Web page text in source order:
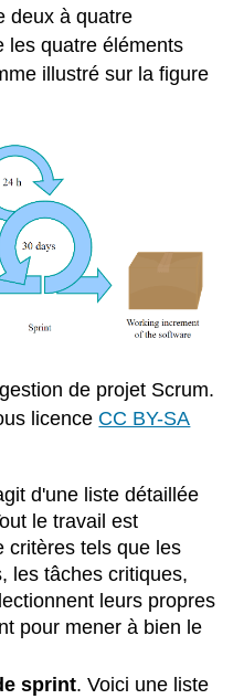
deux à quatre
les quatre éléments
illustré sur la figure
de projet Scrum.
licence CC BY-SA
d'une liste détaillée
le travail est
critères tels que les
les tâches critiques,
leurs propres
pour mener à bien le
sprint.Voici une liste